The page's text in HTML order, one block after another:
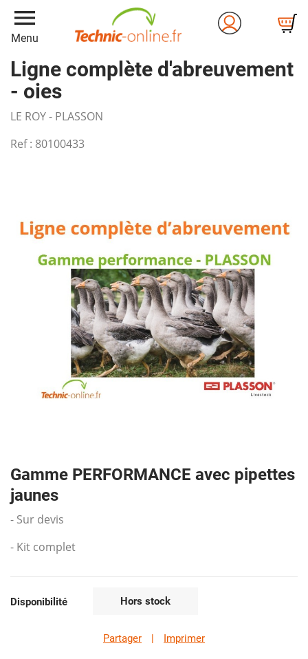
menu
Menu
Ligne complète d'abreuvement
- oies
LE ROY - PLASSON
Ref : 80100433
Gamme PERFORMANCE avec pipettes
jaunes
- Sur devis
- Kit complet
Disponibilité Hors stock
Partager | Imprimer